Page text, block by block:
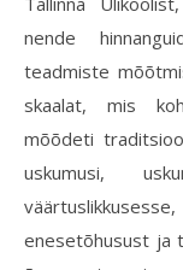
nende
teadmiste
skaalat, mis
mõõdeti
uskumusi,
enesetõhusust ja